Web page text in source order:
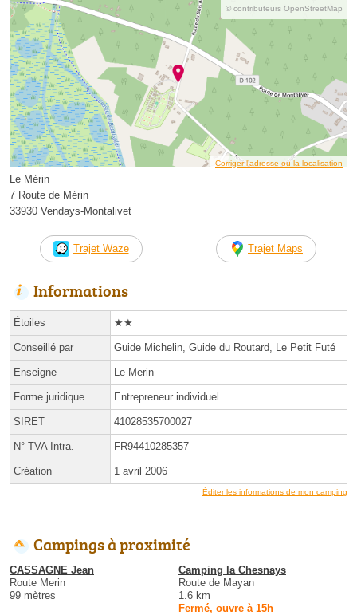
© contributeurs OpenStreetMap
Corriger l’adresse ou la localisation
Le Mérin
7 Route de Mérin
33930 Vendays-Montalivet
Trajet Waze Trajet Maps
Informations
Étoiles ★★
Conseillé par Guide Michelin, Guide du Routard, Le Petit Futé
Enseigne Le Merin
Forme juridique Entrepreneur individuel
SIRET 41028535700027
N° TVA Intra. FR94410285357
Création 1 avril 2006
Éditer les informations de mon camping
Campings à proximité
CASSAGNE Jean
Route Merin
99 mètres
Camping la Chesnays
Route de Mayan
1.6 km
Fermé, ouvre à 15h